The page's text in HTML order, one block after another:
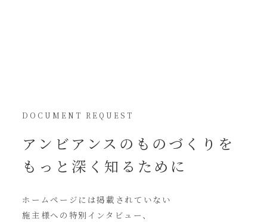
DOCUMENT REQUEST
アンビアンスの ものづくりを
もっと深く知るために
ホームページには掲載されていない
施主様への特別インタビュー、